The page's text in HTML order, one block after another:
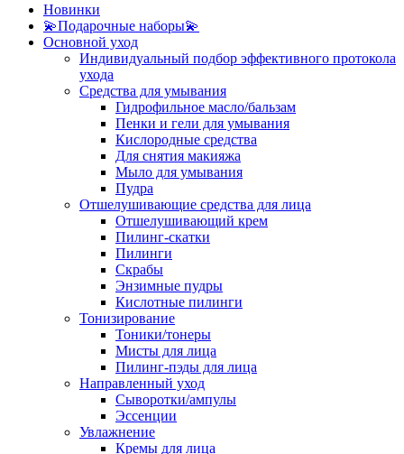
Новинки
💫Подарочные наборы💫
Основной уход
Индивидуальный подбор эффективного протокола
ухода
Средства для умывания
Гидрофильное масло/бальзам
Пенки и гели для умывания
Кислородные средства
Для снятия макияжа
Мыло для умывания
Пудра
Отшелушивающие средства для лица
Отшелушивающий крем
Пилинг-скатки
Пилинги
Скрабы
Энзимные пудры
Кислотные пилинги
Тонизирование
Тоники/тонеры
Мисты для лица
Пилинг-пэды для лица
Направленный уход
Сыворотки/ампулы
Эссенции
Увлажнение
Кремы для лица